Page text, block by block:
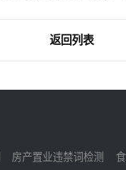
返回列表
房产置业违禁词检测